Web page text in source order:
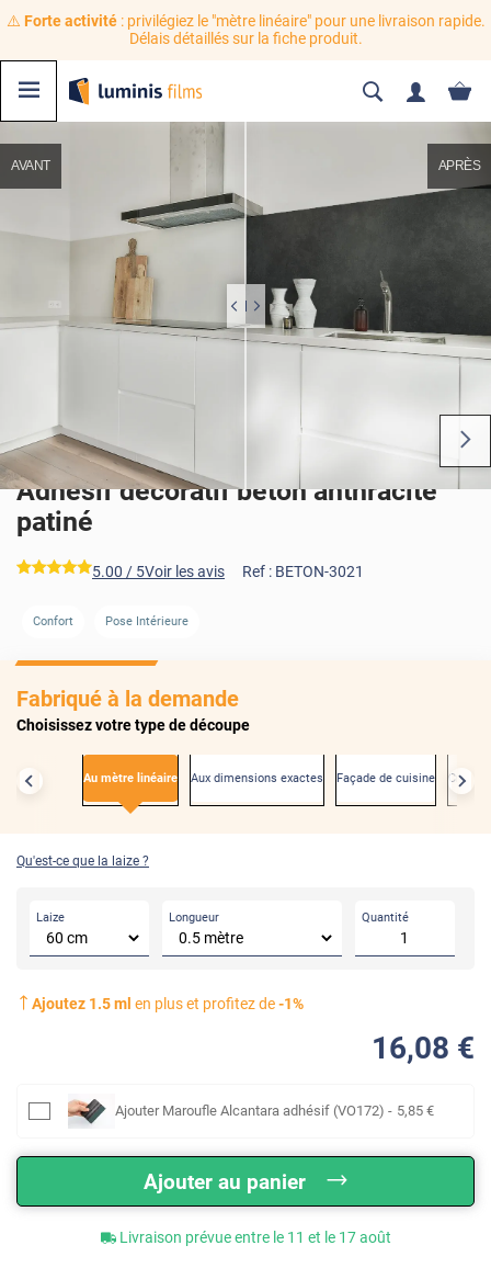
⚠️ Forte activité: privilégiez le "mètre linéaire" pour une livraison rapide.
Délais détaillés sur la fiche produit.
AVANT APRÈS
Adhésif décoratif béton anthracite
patiné
*****
5.00 / 5Voir les avis Ref : BETON-3021
Confort Pose Intérieure
Fabriqué à la demande
Choisissez votre type de découpe
Au mètre linéaire Aux dimensions exactes Façade de cuisine
Qu'est-ce que la laize ?
Laize Longueur Quantité
Ajoutez 1.5ml en plus et profitez de-1%
16,08 €
Ajouter Maroufle Alcantara adhésif (VO172) - 5,85 €
Ajouter au panier
Livraison prévue entre le 11 et le 17 août